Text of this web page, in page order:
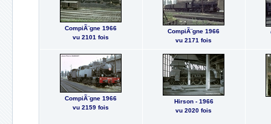
CompiÃ¨gne 1966
vu 2101 fois
CompiÃ¨gne 1966
vu 2171 fois
CompiÃ¨gne 1966
vu 2159 fois
Hirson - 1966
vu 2020 fois